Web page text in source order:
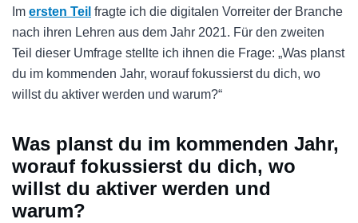
Im ersten Teil fragte ich die digitalen Vorreiter der Branche
nach ihren Lehren aus dem Jahr 2021. Für den zweiten
Teil dieser Umfrage stellte ich ihnen die Frage: „Was planst
du im kommenden Jahr, worauf fokussierst du dich, wo
willst du aktiver werden und warum?“
Was planst du im kommenden Jahr,
worauf fokussierst du dich, wo
willst du aktiver werden und
warum?